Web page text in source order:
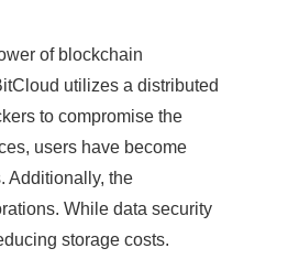
of blockchain
utilizes a distributed
to compromise the
users have become
Additionally, the
While data security
storage costs.